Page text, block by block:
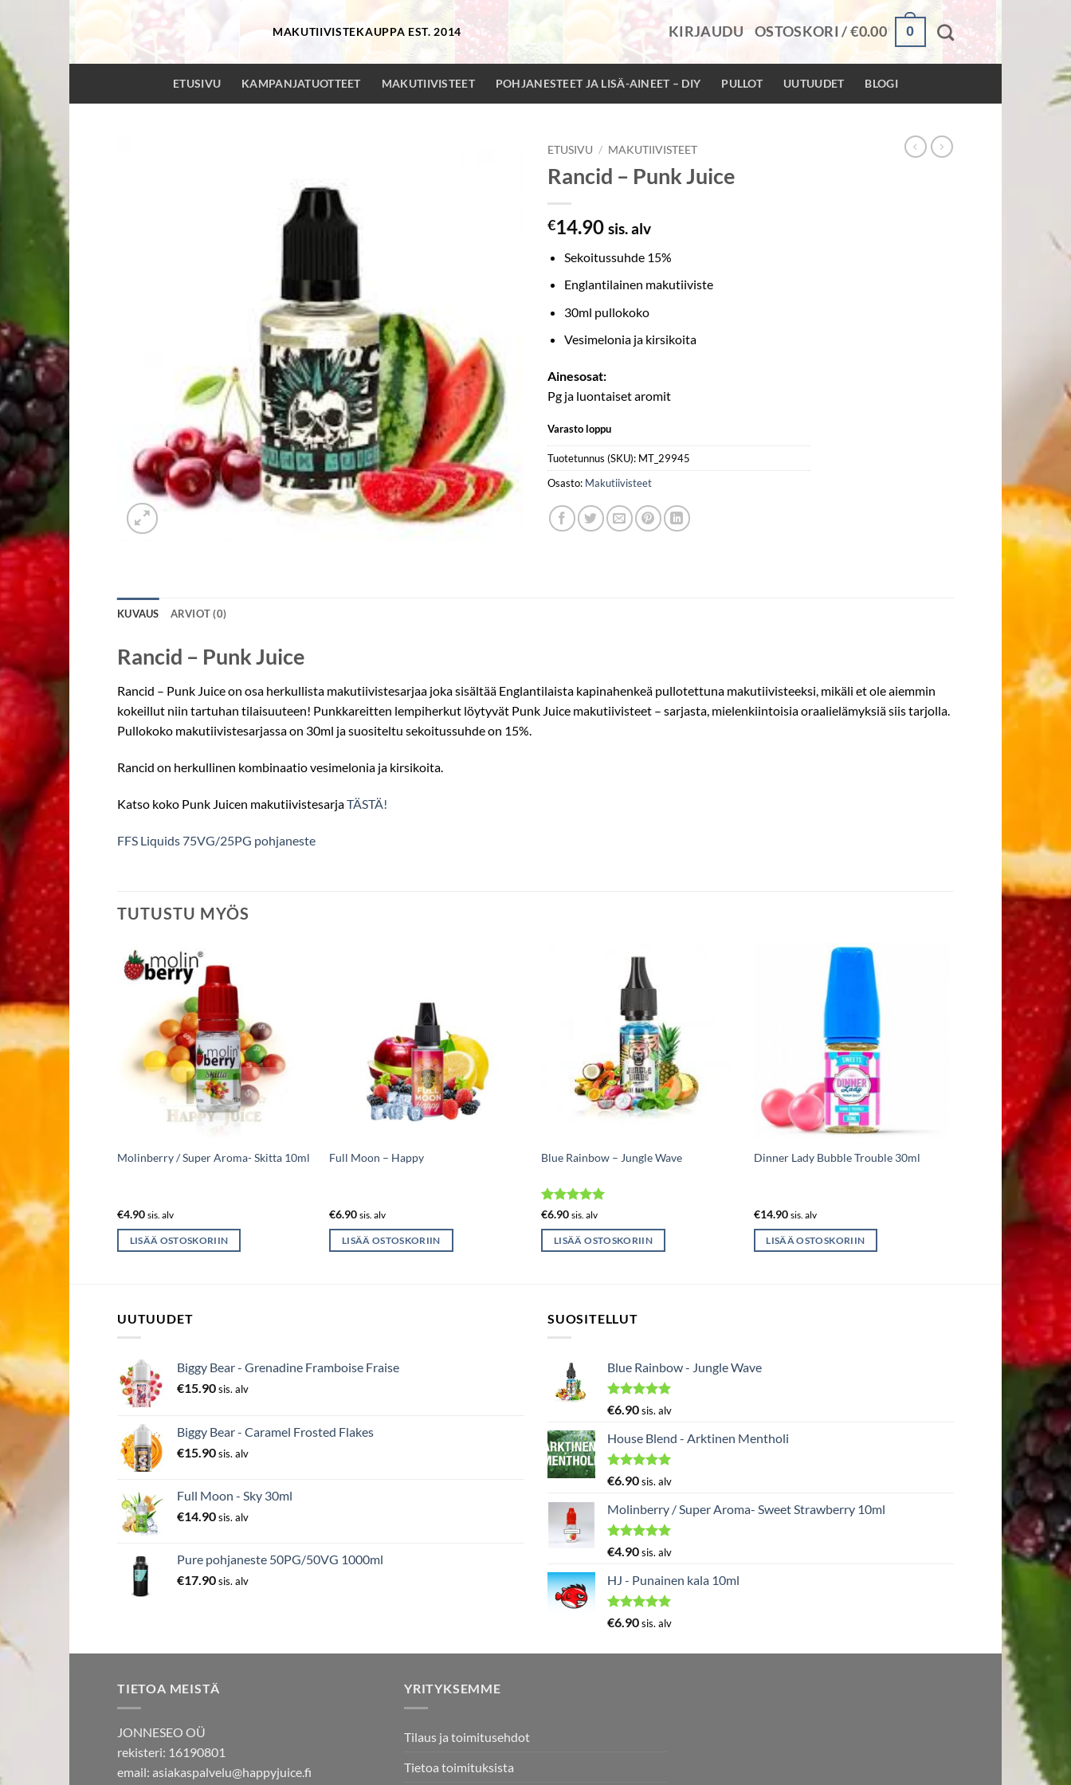
MAKUTIIVISTEKAUPPA EST. 2014 KIRJAUDU OSTOSKORI /€0.00 0
ETUSIVU KAMPANJATUOTTEET MAKUTIIVISTEET POHJANESTEET JA LISÄ-AINEET – DIY PULLOT UUTUUDET BLOGI
ETUSIVU / MAKUTIIVISTEET
Rancid – Punk Juice
€14.90 sis. alv
Sekoitussuhde 15%
Englantilainen makutiiviste
30ml pullokoko
Vesimelonia ja kirsikoita
Ainesosat:
Pg ja luontaiset aromit
Varasto loppu
Tuotetunnus (SKU): MT_29945
Osasto: Makutiivisteet
KUVAUS ARVIOT (0)
Rancid – Punk Juice
Rancid – Punk Juice on osa herkullista makutiivistesarjaa joka sisältää Englantilaista kapinahenkeä pullotettuna makutiivisteeksi, mikäli et ole aiemmin
kokeillut niin tartuhan tilaisuuteen! Punkkareitten lempiherkut löytyvät Punk Juice makutiivisteet – sarjasta, mielenkiintoisia oraalielämyksiä siis tarjolla.
Pullokoko makutiivistesarjassa on 30ml ja suositeltu sekoitussuhde on 15%.
Rancid on herkullinen kombinaatio vesimelonia ja kirsikoita.
Katso koko Punk Juicen makutiivistesarjaTÄSTÄ!
FFS Liquids 75VG/25PG pohjaneste
TUTUSTU MYÖS
Molinberry / Super Aroma- Skitta 10ml
€4.90 sis. alv
LISÄÄ OSTOSKORIIN
Full Moon – Happy
€6.90 sis. alv
LISÄÄ OSTOSKORIIN
Blue Rainbow – Jungle Wave
Arvostelu
/ 5
€6.90 sis. alv
LISÄÄ OSTOSKORIIN
Dinner Lady Bubble Trouble 30ml
€14.90 sis. alv
LISÄÄ OSTOSKORIIN
UUTUUDET
Biggy Bear - Grenadine Framboise Fraise
€15.90sis. alv
Biggy Bear - Caramel Frosted Flakes
€15.90sis. alv
Full Moon - Sky 30ml
€14.90sis. alv
Pure pohjaneste 50PG/50VG 1000ml
€17.90sis. alv
SUOSITELLUT
Blue Rainbow - Jungle Wave
Arvostelu
5.00
/ 5
€6.90sis. alv
House Blend - Arktinen Mentholi
Arvostelu
5.00/ 5
€6.90sis. alv
Molinberry / Super Aroma- Sweet Strawberry 10ml
Arvostelu
5.00
/ 5
€4.90sis. alv
HJ - Punainen kala 10ml
Arvostelu
€6.90sis. alv
TIETOA MEISTÄ
JONNESEO OÜ
rekisteri: 16190801
email: asiakaspalvelu@happyjuice.fi
YRITYKSEMME
Tilaus ja toimitusehdot
Tietoa toimituksista